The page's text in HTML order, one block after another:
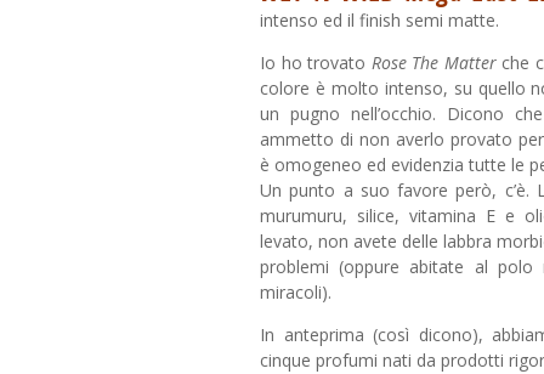
intenso ed il finish semi matte.
Io ho trovato Rose The Matterche
colore è molto intenso, su quello
un pugno nell’occhio. Dicono
ammetto di non averlo provato
è omogeneo ed evidenzia tutte le
Un punto a suo favore però,
murumuru, silice, vitamina E e
levato, non avete delle labbra
problemi (oppure abitate al
miracoli).
In anteprima (così dicono),
cinque profumi nati da prodotti